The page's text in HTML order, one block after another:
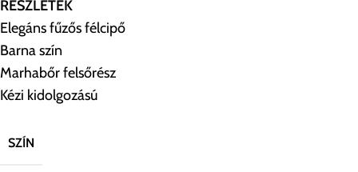
RÉSZLETEK
Elegáns fűzős félcipő
Barna szín
Marhabőr felsőrész
Kézi kidolgozású
SZÍN